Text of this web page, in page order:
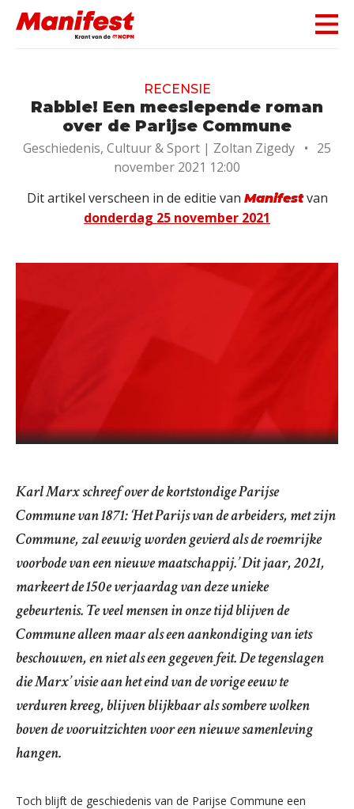
Skip navigation
RECENSIE
Rabble! Een meeslepende roman
over de Parijse Commune
Geschiedenis, Cultuur & Sport | Zoltan Zigedy • 25
november 2021 12:00
Dit artikel verscheen in de editie van Manifestvan
donderdag 25 november 2021
Karl Marx schreef over de kortstondige Parijse
Commune van 1871: ‘Het Parijs van de arbeiders, met zijn
Commune, zal eeuwig worden gevierd als de roemrijke
voorbode van een nieuwe maatschappij.’ Dit jaar, 2021,
markeert de 150e verjaardag van deze unieke
gebeurtenis. Te veel mensen in onze tijd blijven de
Commune alleen maar als een aankondiging van iets
beschouwen, en niet als een gegeven feit. De tegenslagen
die Marx’ visie aan het eind van de vorige eeuw te
verduren kreeg, blijven blijkbaar als sombere wolken
boven de vooruitzichten voor een nieuwe samenleving
hangen.
Toch blijft de geschiedenis van de Parijse Commune een